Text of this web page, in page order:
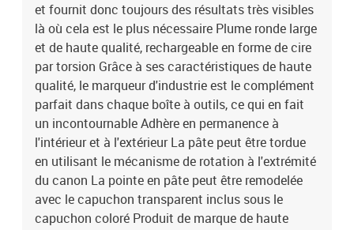
et fournit donc toujours des résultats très visibles
là où cela est le plus nécessaire Plume ronde large
et de haute qualité, rechargeable en forme de cire
par torsion Grâce à ses caractéristiques de haute
qualité, le marqueur d'industrie est le complément
parfait dans chaque boîte à outils, ce qui en fait
un incontournable Adhère en permanence à
l'intérieur et à l'extérieur La pâte peut être tordue
en utilisant le mécanisme de rotation à l'extrémité
du canon La pointe en pâte peut être remodelée
avec le capuchon transparent inclus sous le
capuchon coloré Produit de marque de haute